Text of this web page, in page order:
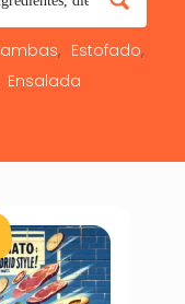
Estofado
Ensalada